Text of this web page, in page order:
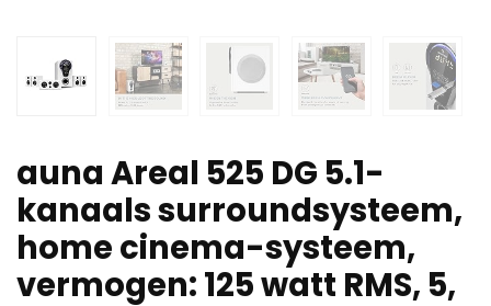
auna Areal 525 DG 5.1-
kanaals surroundsysteem,
home cinema-systeem,
vermogen: 125 watt RMS, 5,